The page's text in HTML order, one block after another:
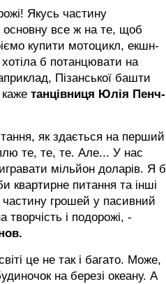
Якусь частину
основну все ж на те, щоб
купити мотоцикл, екшн-
б потанцювати на
Пізанської башти
каже танцівниця Юлія Пенч-
як здається на перший
те, те, те. Але... У нас
мільйон доларів. Я б
квартирне питання та інші
грошей у пасивний
і подорожі, -
це не так і багато. Може,
на березі океану. А